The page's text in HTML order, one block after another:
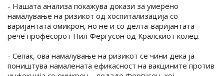
- Нашата анализа покажува докази за умерено
намалување на ризикот од хоспитализација со
варијантата омикрон, но не и со делта-варијантата -
рече професорот Нил Фергусон од Кралскиот колеџ.
- Сепак, ова намалување на ризикот се чини дека ја
поништува намалената ефикасност на вакцините против